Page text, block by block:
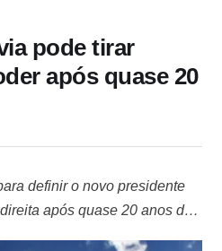
pode tirar
após quase 20
definir o novo presidente
após quase 20 anos de